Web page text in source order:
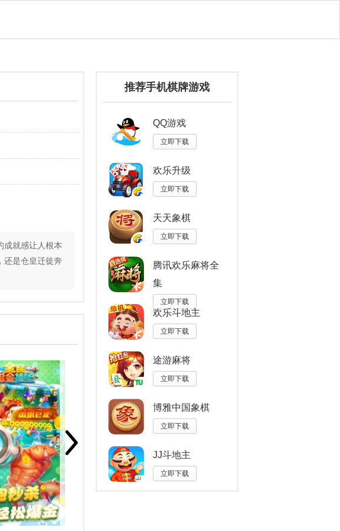
成就感让人根本
还是仓皇迁徙奔
推荐手机棋牌游戏
QQ游戏
立即下载
欢乐升级
立即下载
天天象棋
立即下载
腾讯欢乐麻将全
集
立即下载
欢乐斗地主
立即下载
途游麻将
立即下载
博雅中国象棋
立即下载
JJ斗地主
立即下载